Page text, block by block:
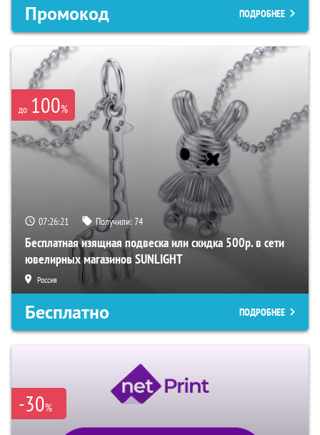
Промокод ПОДРОБНЕЕ
до 100%
07:26:20 Получили:74
Бесплатная изящная подвеска или скидка 500р. в сети
ювелирных магазинов SUNLIGHT
Россия
Бесплатно ПОДРОБНЕЕ
-30%